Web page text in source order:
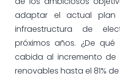
adaptar el actual
infraestructura de
próximos años. ¿De
cabida al incremento
renovables hasta el 81%